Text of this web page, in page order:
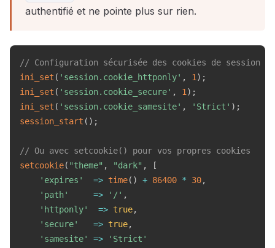
authentifié et ne pointe plus sur rien.
// Configuration sécurisée des cookies de session
ini_set ( 'session.cookie_httponly' , 1 ) ;
ini_set ( 'session.cookie_secure' , 1 ) ;
ini_set ( 'session.cookie_samesite' , 'Strict' ) ;
session_start ( ) ;
// Ou avec setcookie() pour vos propres cookies
setcookie( "theme" , "dark" ,
[
'expires'
=> time( ) + 86400 * 30,
'path'
=> '/' ,
'httponly'
=> true,
'secure'
=> true,
'samesite'
=> 'Strict'